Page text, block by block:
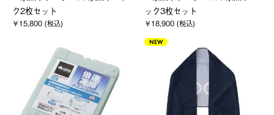
ク2枚セット
￥15,800 (税込)
ック3枚セット
￥18,900 (税込)
NEW